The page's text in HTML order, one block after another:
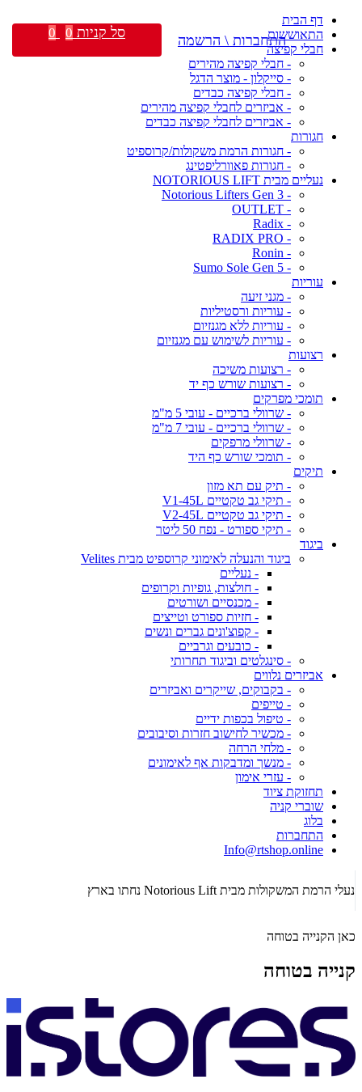
דף הבית
התאוששות
חבלי קפיצה
- חבלי קפיצה מהירים
- סייקלון - מוצר הדגל
- חבלי קפיצה כבדים
- אביזרים לחבלי קפיצה מהירים
- אביזרים לחבלי קפיצה כבדים
חגורות
- חגורות הרמת משקולות/קרוספיט
- חגורות פאוורליפטינג
נעליים מבית NOTORIOUS LIFT
- Notorious Lifters Gen 3
- OUTLET
- Radix
- RADIX PRO
- Ronin
- Sumo Sole Gen 5
עוריות
- מגני זיעה
- עוריות ורסטיליות
- עוריות ללא מגנזיום
- עוריות לשימוש עם מגנזיום
רצועות
- רצועות משיכה
- רצועות שורש כף יד
תומכי מפרקים
- שרוולי ברכיים - עובי 5 מ"מ
- שרוולי ברכיים - עובי 7 מ"מ
- שרוולי מרפקים
- תומכי שורש כף היד
תיקים
- תיק עם תא מזון
- תיקי גב טקטיים V1-45L
- תיקי גב טקטיים V2-45L
- תיקי ספורט - נפח 50 ליטר
ביגוד
ביגוד והנעלה לאימוני קרוספיט מבית Velites
- נעליים
- חולצות, גופיות וקרופים
- מכנסיים ושורטים
- חזיות ספורט וטייצים
- קפוצ'ונים גברים ונשים
- כובעים וגרביים
- סינגלטים וביגוד תחרותי
אביזרים נלווים
- בקבוקים, שייקרים ואביזרים
- טייפים
- טיפול בכפות ידיים
- מכשיר לחישוב חזרות וסיבובים
- מלחי הרחה
- מנשך ומדבקות אף לאימונים
- עזרי אימון
תחזוקת ציוד
שוברי קניה
בלוג
התחברות
Info@rtshop.online
נעלי הרמת המשקולות מבית Notorious Lift נחתו בארץ
כאן הקנייה בטוחה
קנייה בטוחה
התחברות \ הרשמה סל קניות 0
0